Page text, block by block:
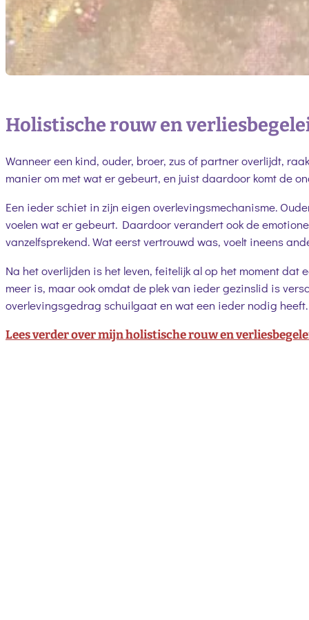
Holistische rouw en
Wanneer een kind, ouder, broer, zus of partner overlijdt,
manier om met wat er gebeurt, en juist daardoor komt de
Een ieder schiet in zijn eigen overlevingsmechanisme.
voelen wat er gebeurt. Daardoor verandert ook de
vanzelfsprekend. Wat eerst vertrouwd was, voelt ineens
Na het overlijden is het leven, feitelijk al op het moment dat
meer is, maar ook omdat de plek van ieder gezinslid is
overlevingsgedrag schuilgaat en wat een ieder nodig heeft.
Lees verder over mijn holistische rouw en